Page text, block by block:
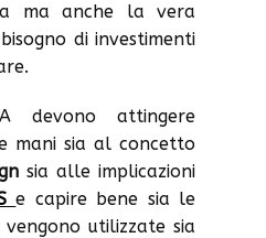
ma anche la vera
di investimenti
attingere
mani sia al concetto
sia alle implicazioni
e capire bene sia le
utilizzate sia